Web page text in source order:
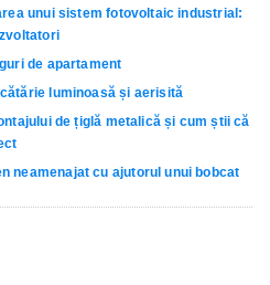
unui sistem fotovoltaic industrial:
de apartament
luminoasă și aerisită
de țiglă metalică și cum știi că
neamenajat cu ajutorul unui bobcat